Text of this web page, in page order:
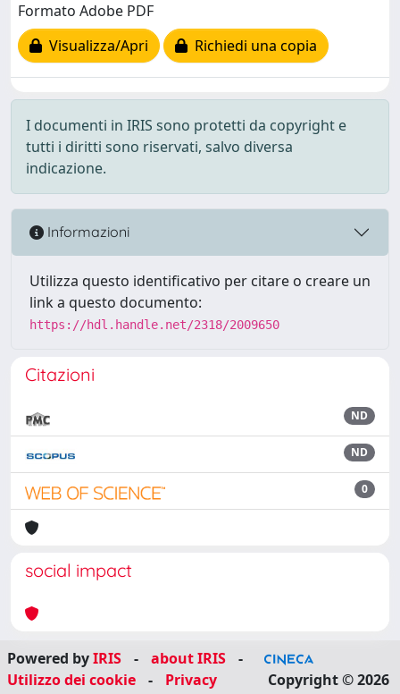
Formato Adobe PDF
Visualizza/Apri
Richiedi una copia
I documenti in IRIS sono protetti da copyright e
tutti i diritti sono riservati, salvo diversa
indicazione.
Informazioni
Utilizza questo identificativo per citare o creare un
link a questo documento:
https://hdl.handle.net/2318/2009650
Citazioni
ND
ND
0
social impact
Powered byIRIS - about IRIS
-
Utilizzo dei cookie
- Privacy Copyright © 2026